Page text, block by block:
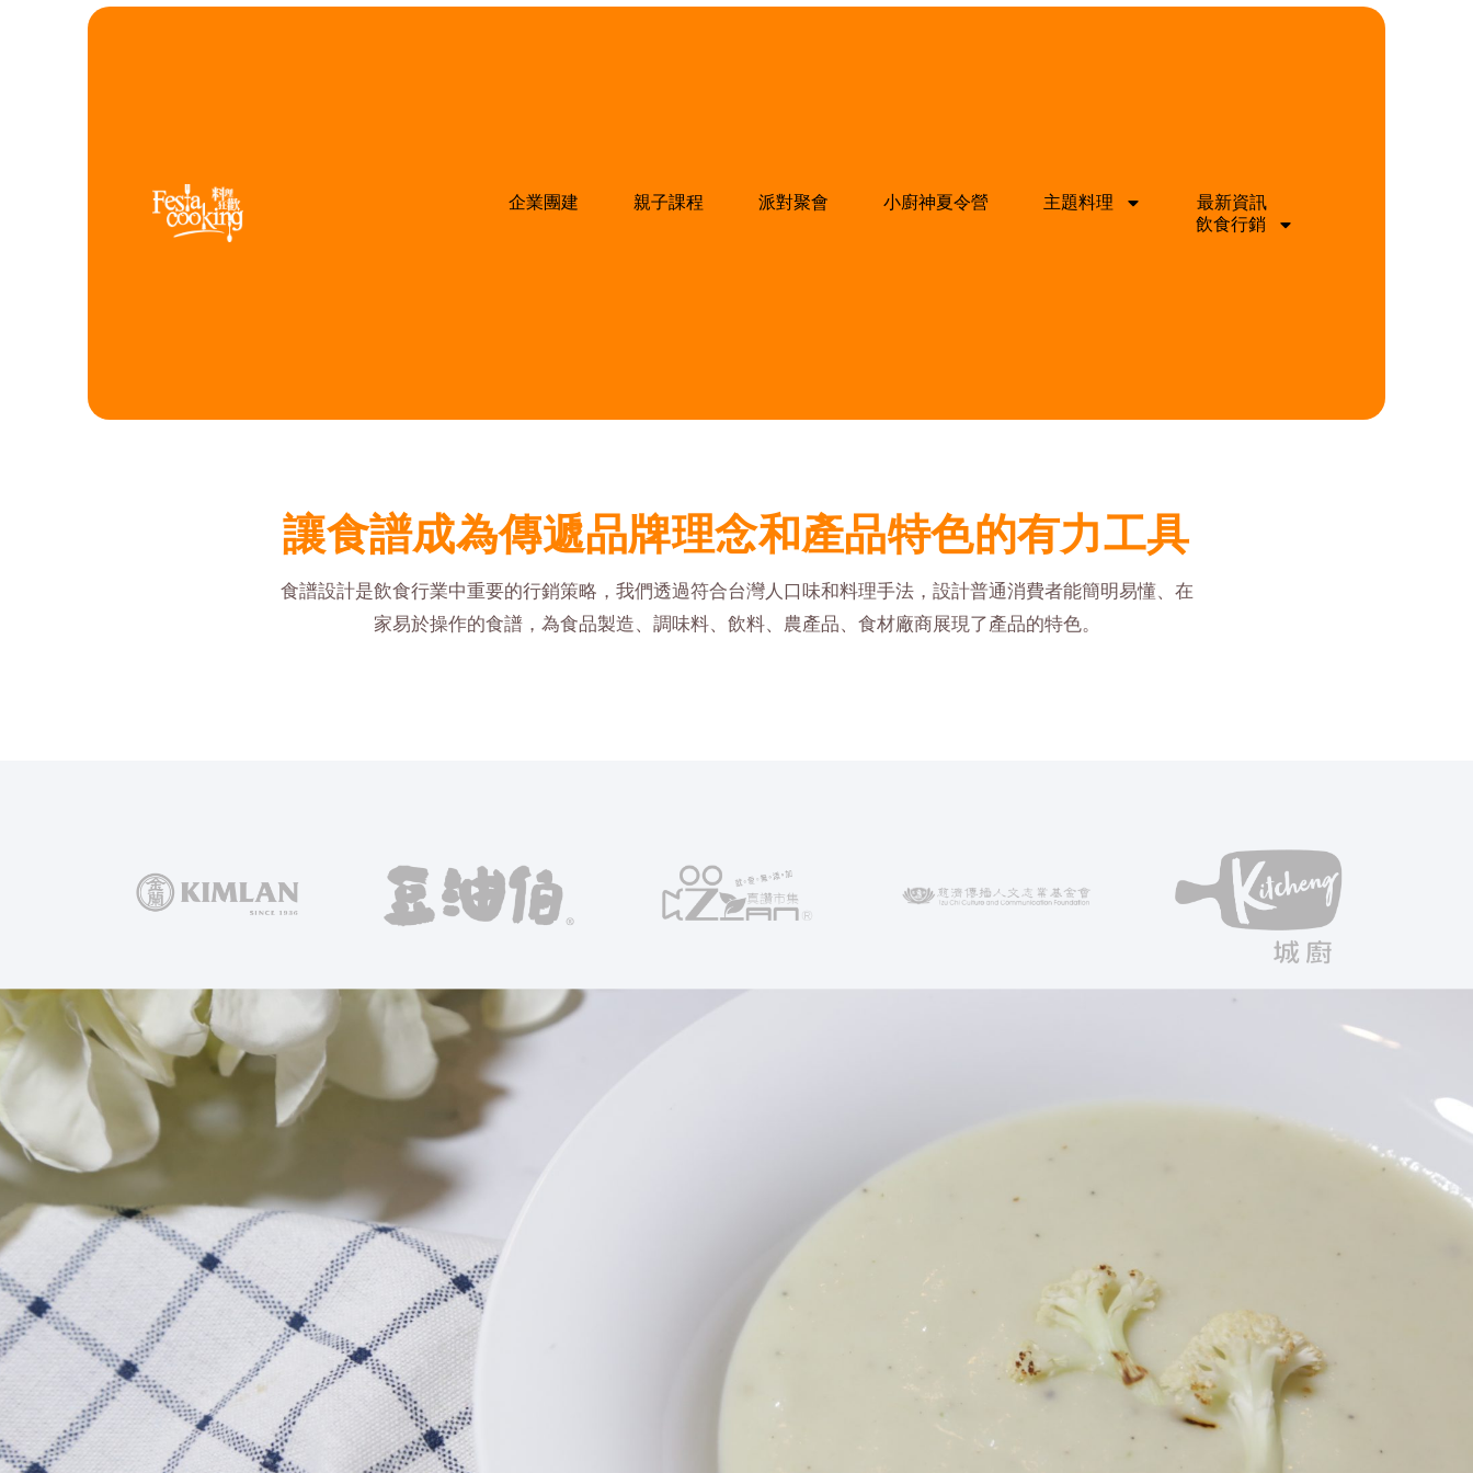
企業團建 親子課程 派對聚會 小廚神夏令營 主題料理
最新資訊
飲食行銷
讓食譜成為傳遞品牌理念和產品特色的有力工具
食譜設計是飲食行業中重要的行銷策略，我們透過符合台灣人口味和料理手法，設計普通消費者能簡明易懂、在
家易於操作的食譜，為食品製造、調味料、飲料、農產品、食材廠商展現了產品的特色。